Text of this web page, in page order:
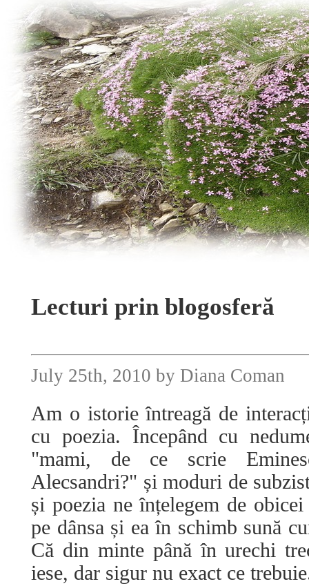
Lecturi prin blogosferă
July 25th, 2010 by Diana Coman
Am o istorie întreagă de
cu poezia. Începând cu
"mami, de ce scrie
Alecsandri?" și moduri de
și poezia ne înțelegem de
pe dânsa și ea în schimb sună
Că din minte până în urechi
iese, dar sigur nu exact ce